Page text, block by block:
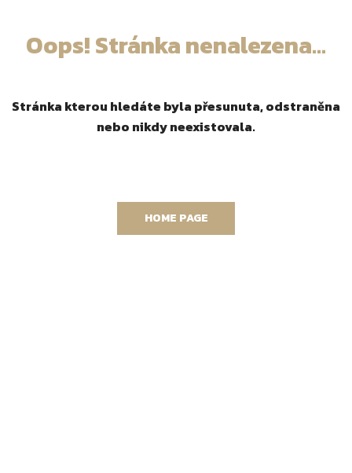
Oops! Stránka nenalezena...
Stránka kterou hledáte byla přesunuta, odstraněna
nebo nikdy neexistovala.
HOME PAGE